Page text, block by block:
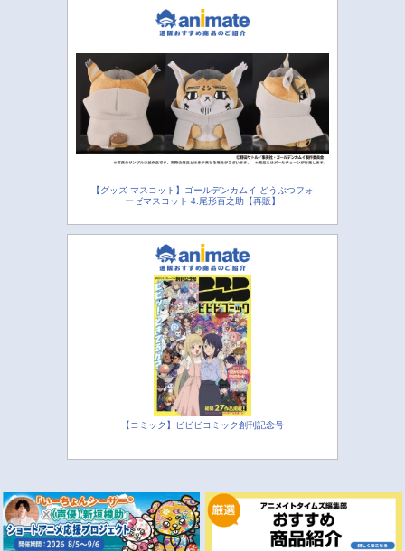
【グッズ-マスコット】ゴールデンカムイ どうぶつフォ
ーゼマスコット 4.尾形百之助【再販】
【コミック】ビビビコミック創刊記念号